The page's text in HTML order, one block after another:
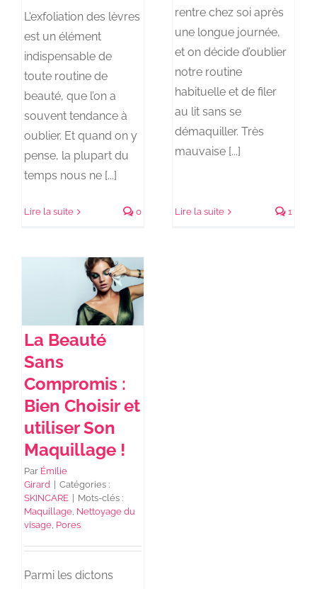
L'exfoliation des lèvres
est un élément
indispensable de
toute routine de
beauté, que l’on a
souvent tendance à
oublier. Et quand on y
pense, la plupart du
temps nous ne [...]
Lire la suite 0
rentre chez soi après
une longue journée,
et on décide d’oublier
notre routine
habituelle et de filer
au lit sans se
démaquiller. Très
mauvaise [...]
Lire la suite 1
La Beauté
Sans
Compromis :
Bien Choisir et
utiliser Son
Maquillage !
Par Émilie
Girard
Catégories :
SKINCARE
Mots-clés :
Maquillage Nettoyage du
visage Pores
Parmi les dictons